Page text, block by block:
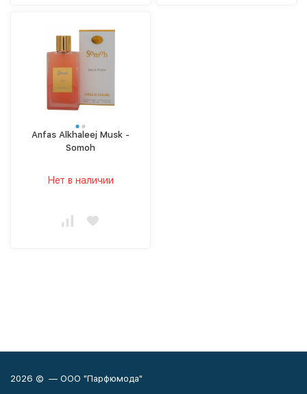
Anfas Alkhaleej Musk -
Somoh
Нет в наличии
2026 © — ООО "Парфюмода"